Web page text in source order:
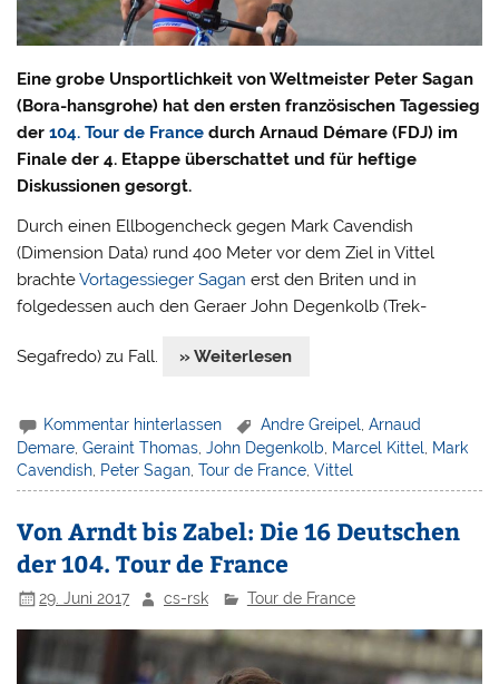
Eine grobe Unsportlichkeit von Weltmeister Peter Sagan
(Bora-hansgrohe) hat den ersten französischen Tagessieg
der104. Tour de France durch Arnaud Démare (FDJ) im
Finale der 4. Etappe überschattet und für heftige
Diskussionen gesorgt.
Durch einen Ellbogencheck gegen Mark Cavendish
(Dimension Data) rund 400 Meter vor dem Ziel in Vittel
brachteVortagessieger Sagan erst den Briten und in
folgedessen auch den Geraer John Degenkolb (Trek-
Segafredo) zu Fall. » Weiterlesen
Kommentar hinterlassen Andre Greipel ,Arnaud
Demare ,Geraint Thomas ,John Degenkolb Marcel Kittel
Mark
Cavendish Peter Sagan ,Tour de France ,Vittel
Von Arndt bis Zabel: Die 16 Deutschen
der 104. Tour de France
29. Juni 2017 cs-rsk Tour de France